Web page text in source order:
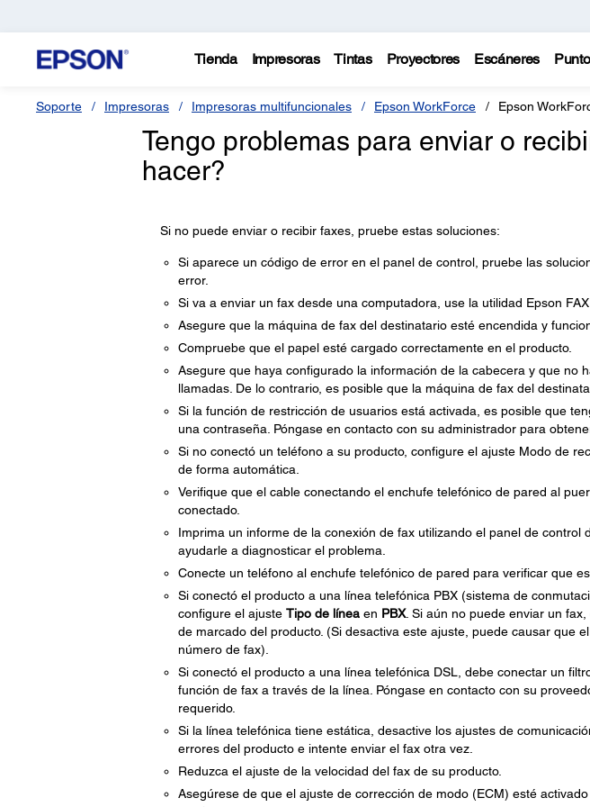
Tienda Impresoras Tintas Proyectores Escáneres
Soporte Impresoras Impresoras multifuncionales Epson WorkForce Epson
Tengo problemas para enviar o
hacer?
Si no puede enviar o recibir faxes, pruebe estas soluciones:
Si aparece un código de error en el panel de control, pruebe las
error.
Si va a enviar un fax desde una computadora, use la utilidad Epson
Asegure que la máquina de fax del destinatario esté encendida y
Compruebe que el papel esté cargado correctamente en el producto.
Asegure que haya configurado la información de la cabecera y que no
llamadas. De lo contrario, es posible que la máquina de fax del
Si la función de restricción de usuarios está activada, es posible que
una contraseña. Póngase en contacto con su administrador para
Si no conectó un teléfono a su producto, configure el ajuste Modo de
de forma automática.
Verifique que el cable conectando el enchufe telefónico de pared al
conectado.
Imprima un informe de la conexión de fax utilizando el panel de control
ayudarle a diagnosticar el problema.
Conecte un teléfono al enchufe telefónico de pared para verificar que
Si conectó el producto a una línea telefónica PBX (sistema de
configure el ajuste Tipo de líneaen PBX. Si aún no puede enviar un
de marcado del producto. (Si desactiva este ajuste, puede causar que
número de fax).
Si conectó el producto a una línea telefónica DSL, debe conectar un
función de fax a través de la línea. Póngase en contacto con su
requerido.
Si la línea telefónica tiene estática, desactive los ajustes de
errores del producto e intente enviar el fax otra vez.
Reduzca el ajuste de la velocidad del fax de su producto.
Asegúrese de que el ajuste de corrección de modo (ECM) esté